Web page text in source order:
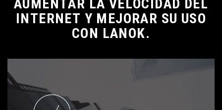
AU M E N TA R LA V E LOC DAD D E L
INTERNET Y MEJORAR SU USO
CON LANOK.